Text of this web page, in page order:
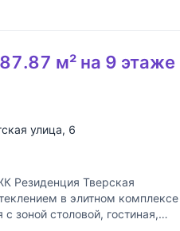
м² на 9 этаже
улица, 6
Резиденция Тверская
в элитном комплексе
зоной столовой, гостиная,